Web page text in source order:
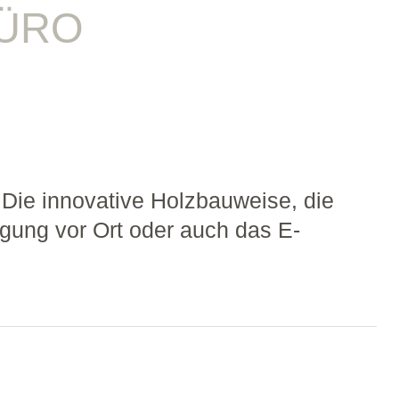
innovative Holzbauweise, die
vor Ort oder auch das E-